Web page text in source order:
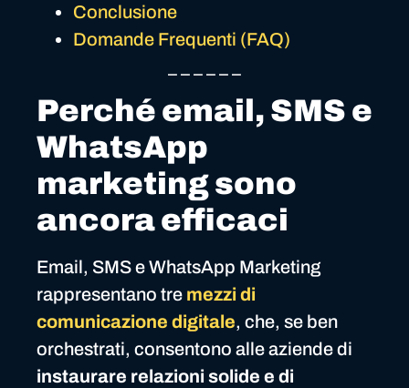
Conclusione
Domande Frequenti (FAQ)
Perché email, SMS e
WhatsApp
marketing sono
ancora efficaci
Email, SMS e WhatsApp Marketing
rappresentano tre mezzi di
comunicazione digitale, che, se ben
orchestrati, consentono alle aziende di
instaurare relazioni solide e di